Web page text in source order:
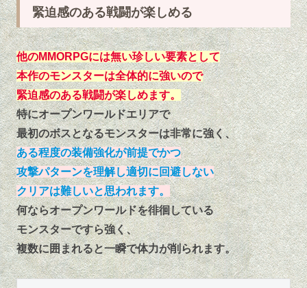
緊迫感のある戦闘が楽しめる
他のMMORPGには無い珍しい要素として
本作のモンスターは全体的に強いので
緊迫感のある戦闘が楽しめます。
特にオープンワールドエリアで
最初のボスとなるモンスターは非常に強く、
ある程度の装備強化が前提でかつ
攻撃パターンを理解し適切に回避しない
クリアは難しいと思われます。
何ならオープンワールドを徘徊している
モンスターですら強く、
複数に囲まれると一瞬で体力が削られます。